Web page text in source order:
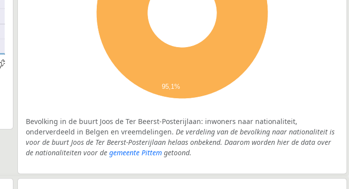
95,1%
Bevolking in de buurt Joos de Ter Beerst-Posterijlaan: inwoners naar nationaliteit,
onderverdeeld in Belgen en vreemdelingen. De verdeling van de bevolking naar nationaliteit is
voor de buurt Joos de Ter Beerst-Posterijlaan helaas onbekend. Daarom worden hier de data over
de nationaliteiten voor de gemeente Pittem getoond.